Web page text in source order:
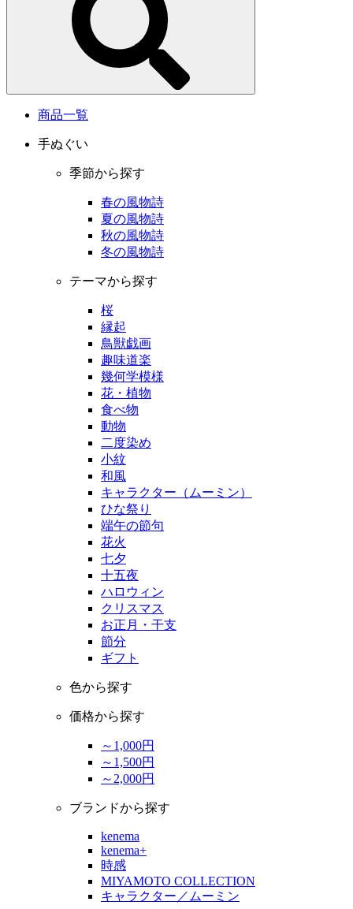
商品一覧
手ぬぐい
季節から探す
春の風物詩
夏の風物詩
秋の風物詩
冬の風物詩
テーマから探す
桜
縁起
鳥獣戯画
趣味道楽
幾何学模様
花・植物
食べ物
動物
二度染め
小紋
和風
キャラクター（ムーミン）
ひな祭り
端午の節句
花火
七夕
十五夜
ハロウィン
クリスマス
お正月・干支
節分
ギフト
色から探す
価格から探す
～1,000円
～1,500円
～2,000円
ブランドから探す
kenema
kenema+
時感
MIYAMOTO COLLECTION
キャラクター／ムーミン